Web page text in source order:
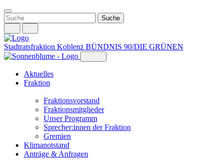
Weiter
zum
Inhalt
Stadtratsfraktion Koblenz BÜNDNIS 90/DIE GRÜNEN
Aktuelles
Fraktion
Fraktionsvorstand
Fraktionsmitglieder
Unser Programm
Sprecher:innen der Fraktion
Gremien
Klimanotstand
Anträge & Anfragen